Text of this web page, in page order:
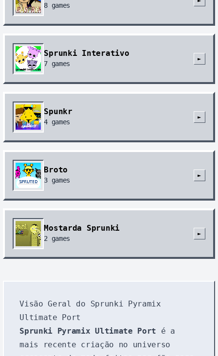
8 games
Sprunki Interativo
7 games
►
Spunkr
4 games
►
Broto
3 games
►
Mostarda Sprunki
2 games
►
Visão Geral do Sprunki Pyramix
Ultimate Port
Sprunki Pyramix Ultimate Port é a
mais recente criação no universo